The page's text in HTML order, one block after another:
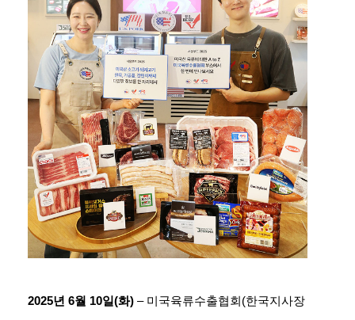
2025년 6월 10일(화) – 미국육류수출협회(한국지사장